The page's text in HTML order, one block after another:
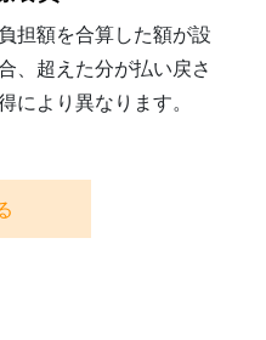
担額を合算した額が設
、超えた分が払い戻さ
により異なります。